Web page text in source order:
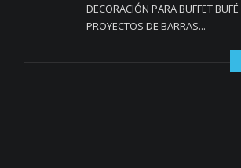
DECORACIÓN PARA BUFFET BUFÉ
PROYECTOS DE BARRAS...